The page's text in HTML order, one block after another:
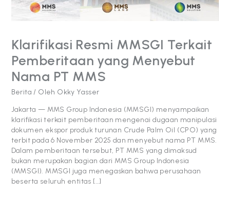
Klarifikasi Resmi MMSGI Terkait
Pemberitaan yang Menyebut
Nama PT MMS
Berita / Oleh Okky Yasser
Jakarta — MMS Group Indonesia (MMSGI) menyampaikan
klarifikasi terkait pemberitaan mengenai dugaan manipulasi
dokumen ekspor produk turunan Crude Palm Oil (CPO) yang
terbit pada 6 November 2025 dan menyebut nama PT MMS.
Dalam pemberitaan tersebut, PT MMS yang dimaksud
bukan merupakan bagian dari MMS Group Indonesia
(MMSGI). MMSGI juga menegaskan bahwa perusahaan
beserta seluruh entitas […]